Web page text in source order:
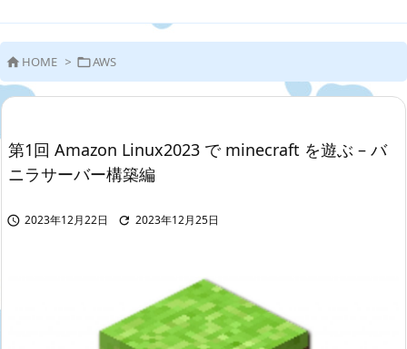
 HOME > AWS
第1回 Amazon Linux2023 で minecraft を遊ぶ – バ
ニラサーバー構築編
 2023年12月22日  2023年12月25日